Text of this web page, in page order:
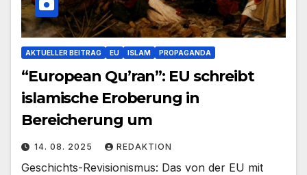
AKTUELLER BEITRAG EU ISLAM PROPAGANDA
“European Qu’ran”: EU schreibt
islamische Eroberung in
Bereicherung um
14. 08. 2025 REDAKTION
Geschichts-Revisionismus: Das von der EU mit